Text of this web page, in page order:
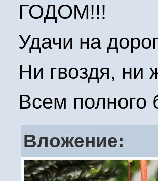
ГОДОМ!!!
Удачи на
Ни гвоздя, ни
Всем полного
Вложение: